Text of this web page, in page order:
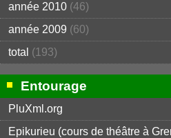
année 2010 (46)
année 2009 (60)
total (193)
Entourage
PluXml.org
Epikurieu (cours de théâtre à